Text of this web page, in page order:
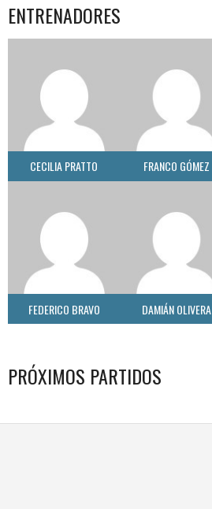
ENTRENADORES
CECILIA PRATTO FRANCO GÓMEZ
FEDERICO BRAVO DAMIÁN OLIVERA
PRÓXIMOS PARTIDOS